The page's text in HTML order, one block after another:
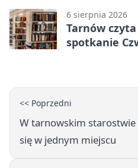
6 sierpnia 2026
Tarnów
spotkanie
<< Poprzedni
W tarnowskim starostwie
się w jednym miejscu